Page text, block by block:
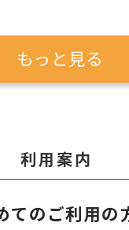
もっと見る
利用案内
てのご利用の